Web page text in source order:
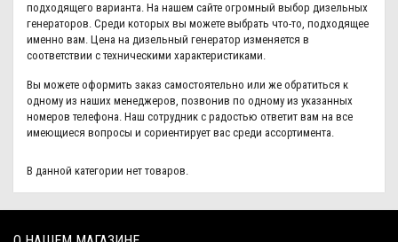
подходящего варианта. На нашем сайте огромный выбор дизельных
генераторов. Среди которых вы можете выбрать что-то, подходящее
именно вам. Цена на дизельный генератор изменяется в
соответствии с техническими характеристиками.
Вы можете оформить заказ самостоятельно или же обратиться к
одному из наших менеджеров, позвонив по одному из указанных
номеров телефона. Наш сотрудник с радостью ответит вам на все
имеющиеся вопросы и сориентирует вас среди ассортимента.
В данной категории нет товаров.